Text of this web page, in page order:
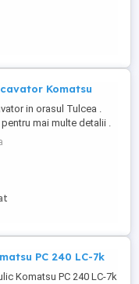
Komatsu
in orasul Tulcea .
mai multe detalii .
PC 240 LC-7k
Komatsu PC 240 LC-7k